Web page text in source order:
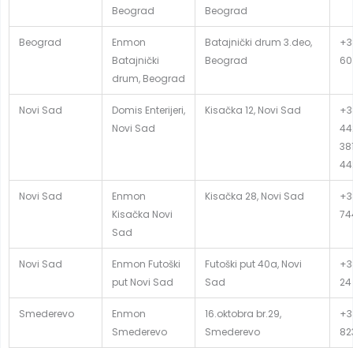
Beograd
Beograd
Beograd
Enmon
Batajnički
drum, Beograd
Batajnički drum 3.deo,
Beograd
Novi Sad
Domis Enterijeri,
Novi Sad
Kisačka 12, Novi Sad
Novi Sad
Enmon
Kisačka Novi
Sad
Kisačka 28, Novi Sad
Novi Sad
Enmon Futoški
put Novi Sad
Futoški put 40a, Novi
Sad
24
Smederevo
Enmon
Smederevo
16.oktobra br.29,
Smederevo